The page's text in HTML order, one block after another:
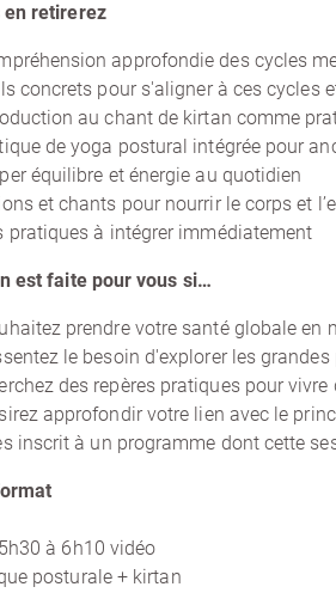
en retirerez
approfondie des cycles
concrets pour s'aligner à ces cycles
au chant de kirtan comme
de yoga postural intégrée pour
équilibre et énergie au quotidien
et chants pour nourrir le corps et
pratiques à intégrer immédiatement
est faite pour vous si…
prendre votre santé globale en
le besoin d'explorer les
des repères pratiques pour
approfondir votre lien avec le
inscrit à un programme dont cette
à 6h10 vidéo
posturale + kirtan